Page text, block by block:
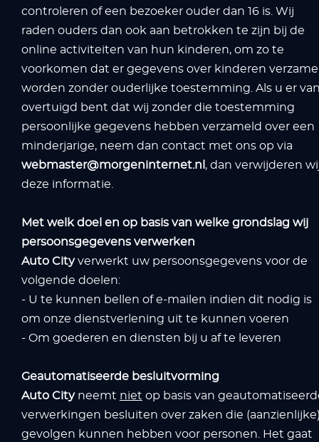
controleren of een bezoeker ouder dan 16 is. Wij
raden ouders dan ook aan betrokken te zijn bij de
online activiteiten van hun kinderen, om zo te
voorkomen dat er gegevens over kinderen
worden zonder ouderlijke toestemming. Als u er
overtuigd bent dat wij zonder die toestemming
persoonlijke gegevens hebben verzameld over een
minderjarige, neem dan contact met ons op via
webmaster@morgeninternet.nl , dan verwijderen
deze informatie.
Met welk doel en op basis van welke grondslag wij
persoonsgegevens verwerken
Auto Cityverwerkt uw persoonsgegevens voor de
volgende doelen:
- U te kunnen bellen of e-mailen indien dit nodig is
om onze dienstverlening uit te kunnen voeren
- Om goederen en diensten bij u af te leveren
Geautomatiseerde besluitvorming
Auto Cityneemt niet op basis van
verwerkingen besluiten over zaken die
gevolgen kunnen hebben voor personen. Het gaat